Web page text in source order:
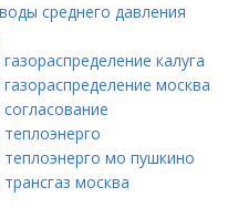
среднего давления
калуга
москва
мо пушкино
москва